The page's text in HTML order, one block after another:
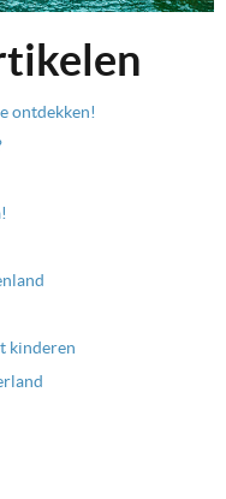
ontdekken!
kinderen